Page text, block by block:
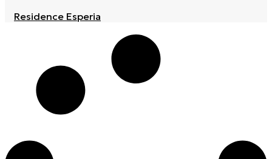
Residence Esperia